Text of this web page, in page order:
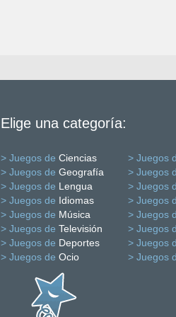
Elige una categoría:
> Juegos de Ciencias
> Juegos
> Juegos de Geografía
> Juegos
> Juegos de Lengua
> Juegos
> Juegos de Idiomas
> Juegos
> Juegos de Música
> Juegos
> Juegos de Televisión
> Juegos
> Juegos de Deportes
> Juegos
> Juegos de Ocio > Juegos